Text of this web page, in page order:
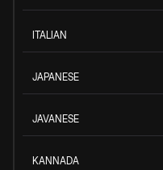
ITALIAN
JAPANESE
JAVANESE
KANNADA